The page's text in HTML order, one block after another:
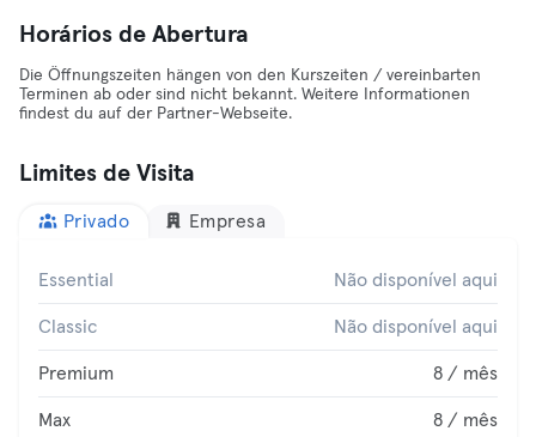
Horários de Abertura
Die Öffnungszeiten hängen von den Kurszeiten / vereinbarten
Terminen ab oder sind nicht bekannt. Weitere Informationen
findest du auf der Partner-Webseite.
Limites de Visita
Privado Empresa
Essential Não disponível aqui
Classic Não disponível aqui
Premium 8 / mês
Max 8 / mês